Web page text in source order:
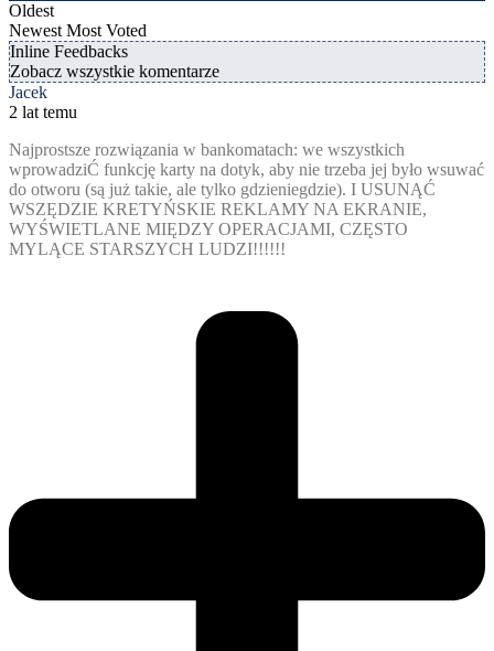
Oldest
Newest Most Voted
Inline Feedbacks
Zobacz wszystkie komentarze
Jacek
2 lat temu
Najprostsze rozwiązania w bankomatach: we wszystkich
wprowadziĆ funkcję karty na dotyk, aby nie trzeba jej było wsuwać
do otworu (są już takie, ale tylko gdzieniegdzie). I USUNĄĆ
WSZĘDZIE KRETYŃSKIE REKLAMY NA EKRANIE,
WYŚWIETLANE MIĘDZY OPERACJAMI, CZĘSTO
MYLĄCE STARSZYCH LUDZI!!!!!!